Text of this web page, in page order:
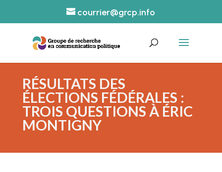
courrier@grcp.info
RÉSULTATS DES
ÉLECTIONS FÉDÉRALES :
TROIS QUESTIONS À ÉRIC
MONTIGNY